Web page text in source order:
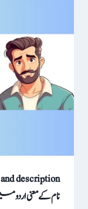
نام کے معنی